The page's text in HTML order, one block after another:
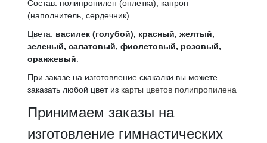
Состав: полипропилен (оплетка), капрон
(наполнитель, сердечник).
Цвета: василек (голубой), красный, желтый,
зеленый, салатовый, фиолетовый, розовый,
оранжевый
При заказе на изготовление скакалки вы можете
заказать любой цвет из карты цветов полипропилена
Принимаем заказы на
изготовление гимнастических